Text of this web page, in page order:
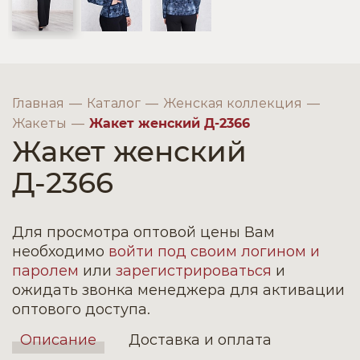
Главная Каталог
Женская коллекция
Жакеты
Жакет женский Д-2366
Жакет женский
Д-2366
Для просмотра оптовой цены Вам
необходимо войти под своим логином и
паролем или зарегистрироваться и
ожидать звонка менеджера для активации
оптового доступа.
Описание
Доставка и оплата